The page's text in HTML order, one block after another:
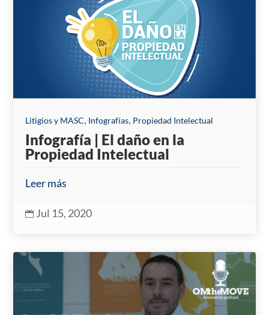
Litigios y MASC, Infografías, Propiedad Intelectual
Infografía | El daño en la
Propiedad Intelectual
Leer más
 Jul 15, 2020